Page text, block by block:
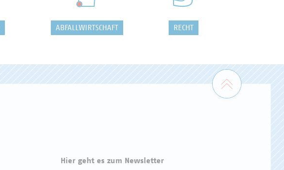
ABFALLWIRTSCHAFT RECHT
Zum
Hier geht es zum Newsletter